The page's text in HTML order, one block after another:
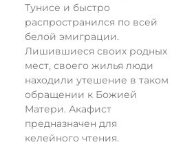
Тунисе и быстро
распространился по всей
белой эмиграции.
Лишившиеся своих родных
мест, своего жилья люди
находили утешение в таком
обращении к Божией
Матери. Акафист
предназначен для
келейного чтения.